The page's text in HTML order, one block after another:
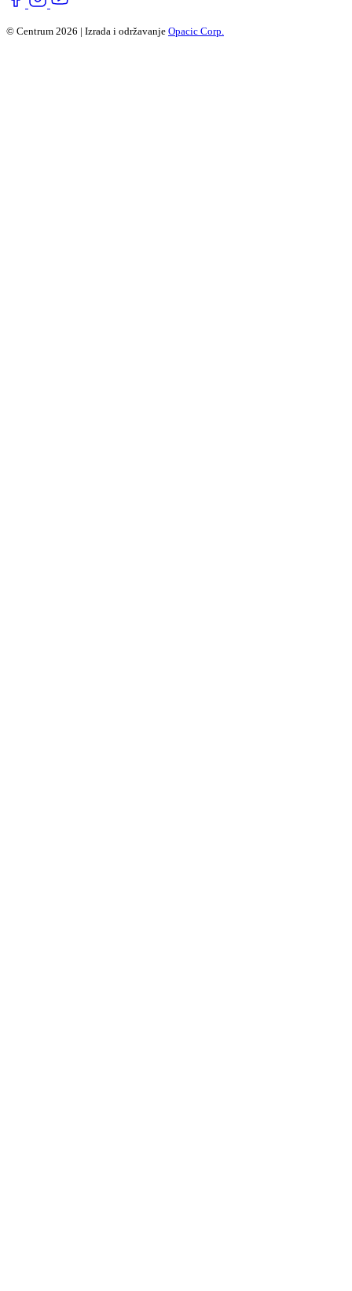
© Centrum 2026 | Izrada i održavanje Opacic Corp.